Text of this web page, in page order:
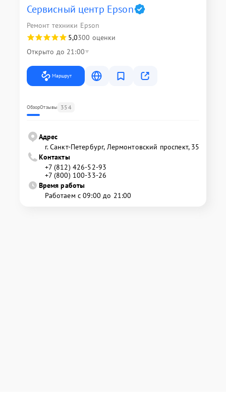
Сервисный центр Epson
Ремонт техники Epson
5,0300 оценки
Открыто до 21:00
Маршрут
ОбзорОтзывы 354
Адрес
г. Санкт-Петербург, Лермонтовский проспект, 35
Контакты
+7 (812) 426-52-93
+7 (800) 100-33-26
Время работы
Работаем с 09:00 до 21:00